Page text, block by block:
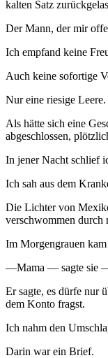
kalten Satz
Der Mann, der mir
Ich empfand keine
Auch keine sofortige
Nur eine riesige Leere.
Als hätte sich eine
abgeschlossen,
In jener Nacht schlief
Ich sah aus dem
Die Lichter von
verschwommen durch
Im Morgengrauen
—Mama — sagte sie —,
Er sagte, es dürfe nur
dem Konto fragst.
Ich nahm den
Darin war ein Brief.